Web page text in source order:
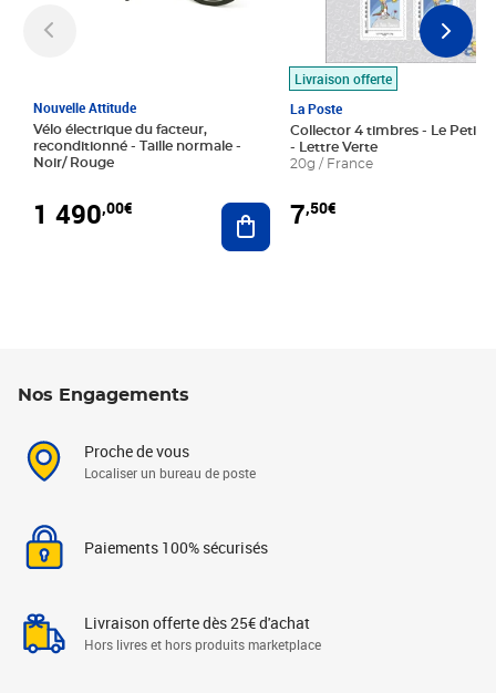
Nouvelle Attitude
Vélo électrique du facteur,
reconditionné - Taille normale -
Noir/ Rouge
1 490,00€ Ajouter au panier
Livraison offerte
La Poste
Collector 4 timbres - Le Petit
- Lettre Verte
20g / France
7,50€
Nos Engagements
Proche de vous
Localiser un bureau de poste
Paiements 100% sécurisés
Livraison offerte dès 25€ d'achat
Hors livres et hors produits marketplace